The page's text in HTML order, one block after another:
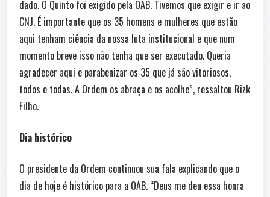
dado. O Quinto foi exigido pela OAB. Tivemos que exigir e ir ao
CNJ. É importante que os 35 homens e mulheres que estão
aqui tenham ciência da nossa luta institucional e que num
momento breve isso não tenha que ser executado. Queria
agradecer aqui e parabenizar os 35 que já são vitoriosos,
todos e todas. A Ordem os abraça e os acolhe”, ressaltou Rizk
Filho.
Dia histórico
O presidente da Ordem continuou sua fala explicando que o
dia de hoje é histórico para a OAB. “Deus me deu essa honra